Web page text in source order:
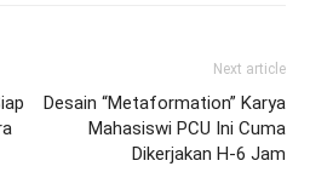
Next article
Desain “Metaformation” Karya
Mahasiswi PCU Ini Cuma
Dikerjakan H-6 Jam